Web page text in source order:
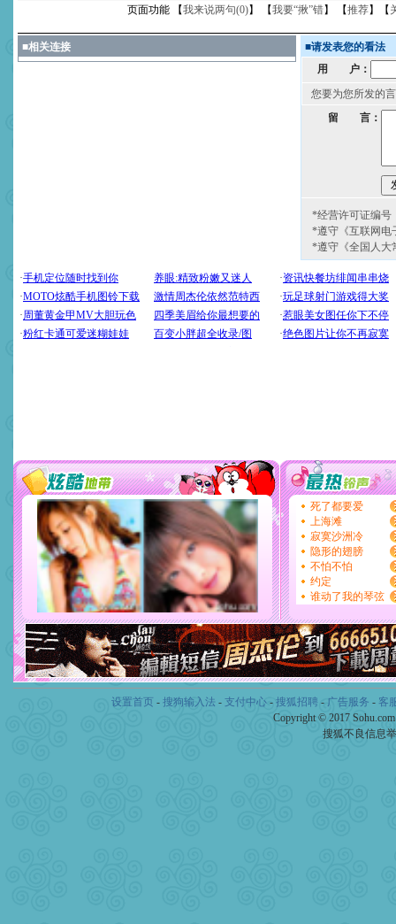
页面功能 【我来说两句(0)】 【我要“揪”错】 【推荐】【
■相关连接 ■请发表您的看法
用 户：
您要为您所发的
留 言：
*经营许可证编号
*遵守《互联网电
*遵守《全国人大
设置首页 - 搜狗输入法 - 支付中心- 搜狐招聘- 广告服务 - 客
Copyright © 2017
搜狐不良信息